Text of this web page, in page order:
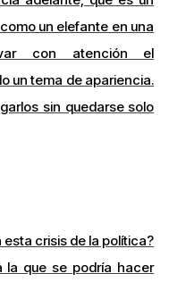
un elefante en una
con atención el
un tema de apariencia.
sin quedarse solo
crisis de la política?
la que se podría hacer